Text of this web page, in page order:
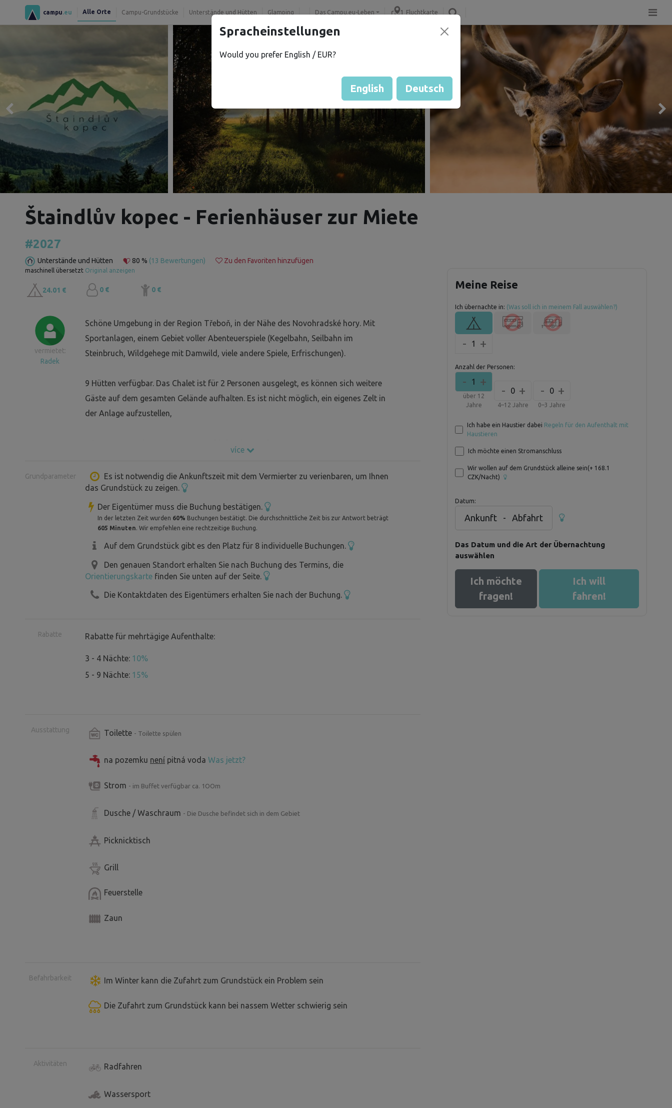
campu .eu Alle Orte Campu-Grundstücke Unterstände und Hütten Glamping Das Campu.eu-Leben Fluchtkarte
Štaindlův kopec - Ferienhäuser zur Miete
#2027
Unterstände und Hütten 80 % (13 Bewertungen) Zu den Favoriten hinzufügen
maschinell übersetzt Original anzeigen
24.01 € 0 € 0 €
vermietet:
Radek
Schöne Umgebung in der Region Třeboň, in der Nähe des Novohradské hory. Mit
Sportanlagen, einem Gebiet voller Abenteuerspiele (Kegelbahn, Seilbahn im
Steinbruch, Wildgehege mit Damwild, viele andere Spiele, Erfrischungen).
9 Hütten verfügbar. Das Chalet ist für 2 Personen ausgelegt, es können sich weitere
Gäste auf dem gesamten Gelände aufhalten. Es ist nicht möglich, ein eigenes Zelt in
der Anlage aufzustellen,
více
Grundparameter
Es ist notwendig die Ankunftszeit mit dem Vermierter zu verienbaren, um Ihnen
das Grundstück zu zeigen.
Der Eigentümer muss die Buchung bestätigen.
In der letzten Zeit wurden 60% Buchungen bestätigt. Die durchschnittliche Zeit bis zur Antwort beträgt
605 Minuten. Wir empfehlen eine rechtzeitige Buchung.
Auf dem Grundstück gibt es den Platz für 8 individuelle Buchungen.
Den genauen Standort erhalten Sie nach Buchung des Termins, die
Orientierungskarte finden Sie unten auf der Seite.
Die Kontaktdaten des Eigentümers erhalten Sie nach der Buchung.
Rabatte Rabatte für mehrtägige Aufenthalte:
3 - 4 Nächte: 10%
5 - 9 Nächte: 15%
Ausstattung Toilette - Toilette spülen
na pozemku není pitná voda Was jetzt?
Strom - im Buffet verfügbar ca. 1OOm
Dusche / Waschraum - Die Dusche befindet sich in dem Gebiet
Picknicktisch
Grill
Feuerstelle
Zaun
Befahrbarkeit Im Winter kann die Zufahrt zum Grundstück ein Problem sein
Die Zufahrt zum Grundstück kann bei nassem Wetter schwierig sein
Aktivitäten Radfahren
Wassersport
Meine Reise
Ich übernachte in: (Was soll ich in meinem Fall auswählen?)
- +
1
Anzahl der Personen:
- +
1
über 12
Jahre
- +
0
4–12 Jahre
- +
0
0–3 Jahre
Ich habe ein Haustier dabei Regeln für den Aufenthalt mit
Haustieren
Ich möchte einen Stromanschluss
Wir wollen auf dem Grundstück alleine sein(+ 168.1
CZK/Nacht)
Datum:
Ankunft - Abfahrt
Das Datum und die Art der Übernachtung
auswählen
Ich möchte
fragen!
Ich will
fahren!
Spracheinstellungen
Would you prefer English / EUR?
English Deutsch